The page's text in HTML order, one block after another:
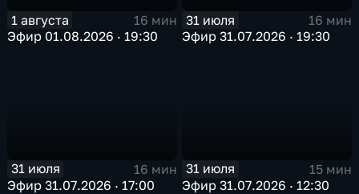
1 августа
16 мин
Эфир 01.08.2026 · 19:30
31 июля
16 мин
Эфир 31.07.2026 · 19:30
31 июля
16 мин
Эфир 31.07.2026 · 17:00
31 июля
15 мин
Эфир 31.07.2026 · 12:30